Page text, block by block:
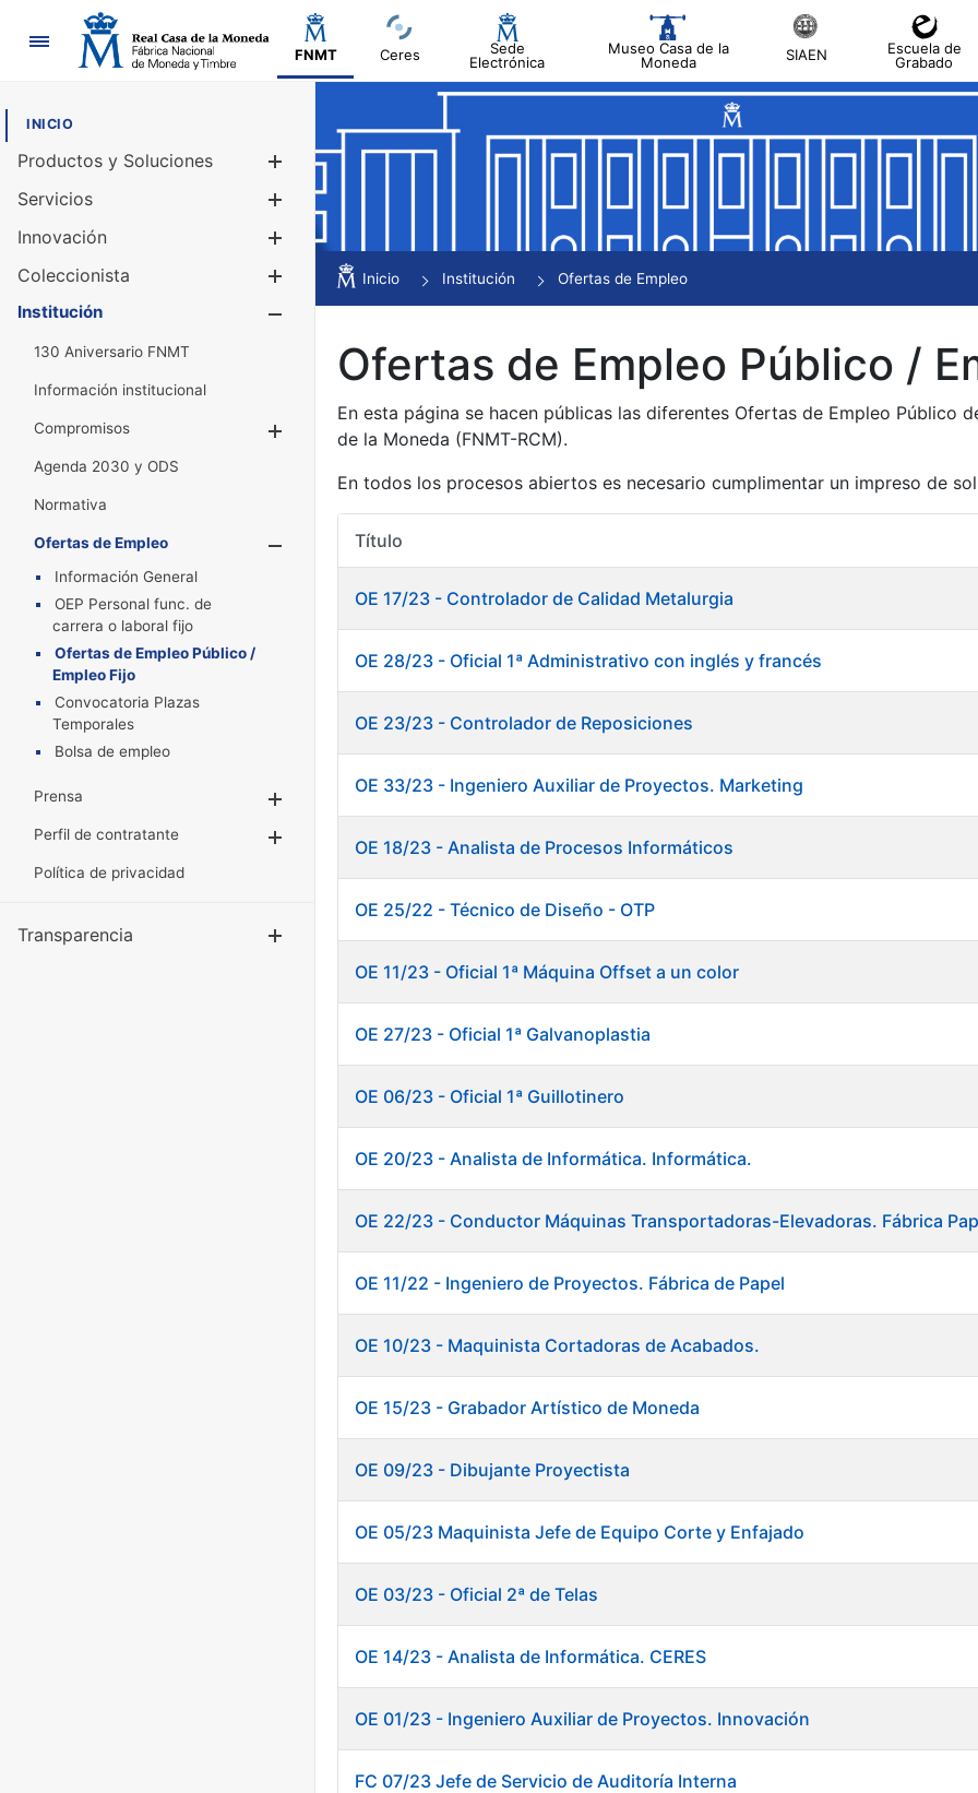
Navegación
FNMT Ceres
Sede
Electrónica
Museo Casa de la
Moneda
SIAEN
Escuela de
Grabado
INICIO
Productos y Soluciones
Mostrar/Ocultar
Servicios
Innovación
Coleccionista
Mostrar/Ocultar
Institución
130 Aniversario FNMT
Información institucional
Compromisos
Mostrar/Ocultar
Agenda 2030 y ODS
Normativa
Ofertas de Empleo
Mostrar/Ocultar
Información General
OEP Personal func. de
carrera o laboral fijo
Ofertas de Empleo Público /
Empleo Fijo
Convocatoria Plazas
Temporales
Bolsa de empleo
Prensa
Mostrar/Ocultar
Perfil de contratante
Mostrar/Ocultar
Política de privacidad
Transparencia Mostrar/Ocultar
Inicio Institución Ofertas de Empleo
Ofertas de Empleo Público /
En esta página se hacen públicas las diferentes Ofertas de Empleo Público
de la Moneda (FNMT-RCM).
En todos los procesos abiertos es necesario cumplimentar un impreso de
Título
OE 17/23 - Controlador de Calidad Metalurgia
OE 28/23 - Oficial 1ª Administrativo con inglés y francés
OE 23/23 - Controlador de Reposiciones
OE 33/23 - Ingeniero Auxiliar de Proyectos. Marketing
OE 18/23 - Analista de Procesos Informáticos
OE 25/22 - Técnico de Diseño - OTP
OE 11/23 - Oficial 1ª Máquina Offset a un color
OE 27/23 - Oficial 1ª Galvanoplastia
OE 06/23 - Oficial 1ª Guillotinero
OE 20/23 - Analista de Informática. Informática.
OE 22/23 - Conductor Máquinas Transportadoras-Elevadoras. Fábrica
OE 11/22 - Ingeniero de Proyectos. Fábrica de Papel
OE 10/23 - Maquinista Cortadoras de Acabados.
OE 15/23 - Grabador Artístico de Moneda
OE 09/23 - Dibujante Proyectista
OE 05/23 Maquinista Jefe de Equipo Corte y Enfajado
OE 03/23 - Oficial 2ª de Telas
OE 14/23 - Analista de Informática. CERES
OE 01/23 - Ingeniero Auxiliar de Proyectos. Innovación
FC 07/23 Jefe de Servicio de Auditoría Interna